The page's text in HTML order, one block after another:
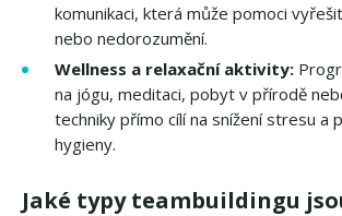
komunikaci, která může pomoci
nebo nedorozumění.
Wellness a relaxační aktivity:
na jógu, meditaci, pobyt v přírodě
techniky přímo cílí na snížení stresu a
hygieny.
Jaké typy teambuildingu